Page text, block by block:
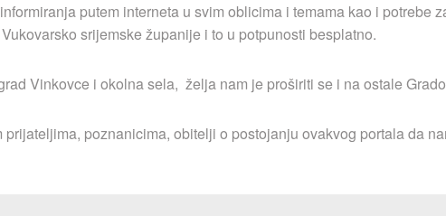
putem interneta u svim oblicima i temama kao i
srijemske županije i to u potpunosti besplatno.
Vinkovce i okolna sela, želja nam je proširiti se i na ostale
prijateljima, poznanicima, obitelji o postojanju ovakvog portala da